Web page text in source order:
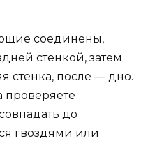
соединены,
стенкой, затем
стенка, после — дно.
до
гвоздями или